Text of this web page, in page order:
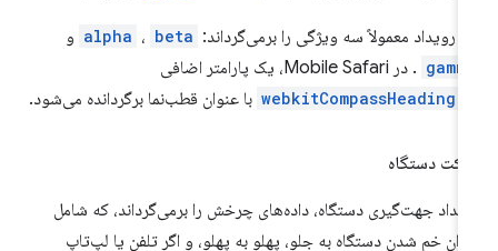
رویداد معمولاً سه ویژگی را برمی‌گرداند: alpha ، beta و
. در Mobile Safari، یک پارامتر اضافی
webkitCompassHeading با عنوان قطب‌نما برگردانده می‌شود.
دستگاه
جهت‌گیری دستگاه، داده‌های چرخش را برمی‌گرداند، که شامل
خم شدن دستگاه به جلو، پهلو به پهلو، و اگر تلفن یا لپ‌تاپ